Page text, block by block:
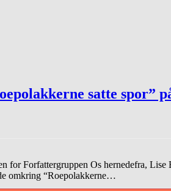
satte spor”
for Forfattergruppen Os hernedefra,
omkring “Roepolakkerne…